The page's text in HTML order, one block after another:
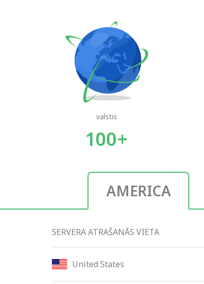
valstis
100+
AMERICA
SERVERA ATRAŠANĀS VIETA
United States